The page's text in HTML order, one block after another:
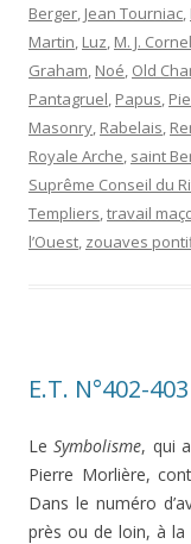
Berger, Jean Tourniac,
Martin, Luz, M. J.
Graham, Noé, Old
Pantagruel, Papus,
Masonry, Rabelais,
Royale Ar­che, saint
Suprême Conseil du
Templiers,travail
l’Ouest, zouaves
E.T. N°402-
LeSymbolisme, qui
Pierre Morlière,
Dans le numéro
près ou de loin, à la